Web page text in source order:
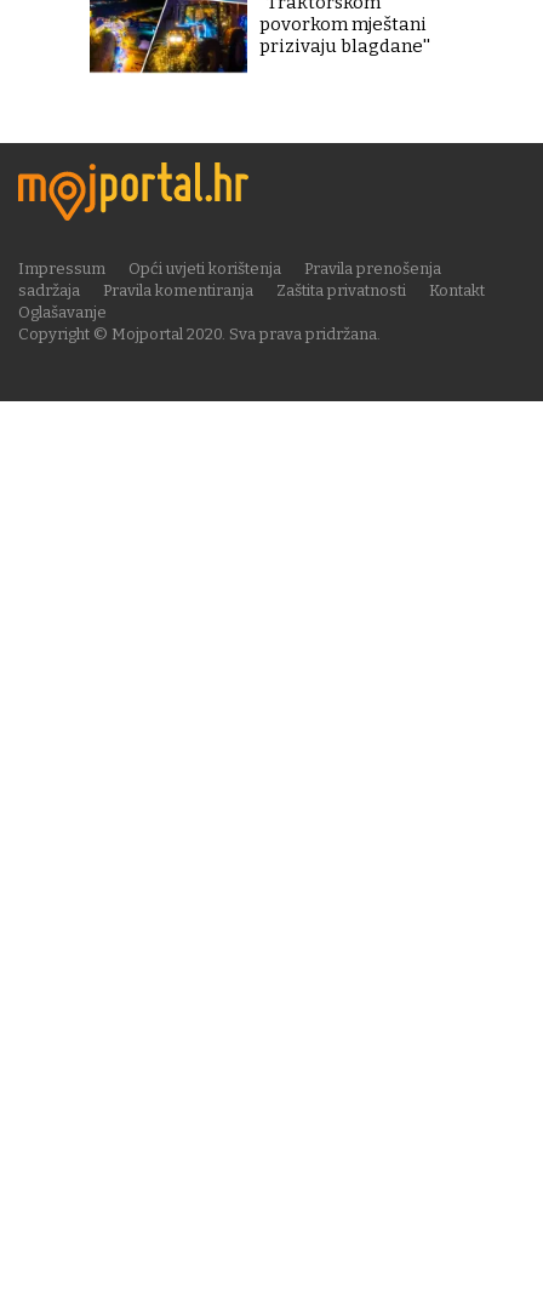
povorkom mještani
prizivaju blagdane''
Copyright © Mojportal 2020. Sva prava pridržana.
Impressum Opći uvjeti korištenja
Pravila prenošenja
sadržaja
Pravila komentiranja Zaštita privatnosti
Kontakt
Oglašavanje